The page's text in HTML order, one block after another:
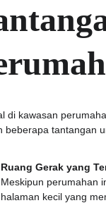
di kawasan
beberapa tantangan
Ruang Gerak yang
Meskipun perumahan
halaman kecil yang